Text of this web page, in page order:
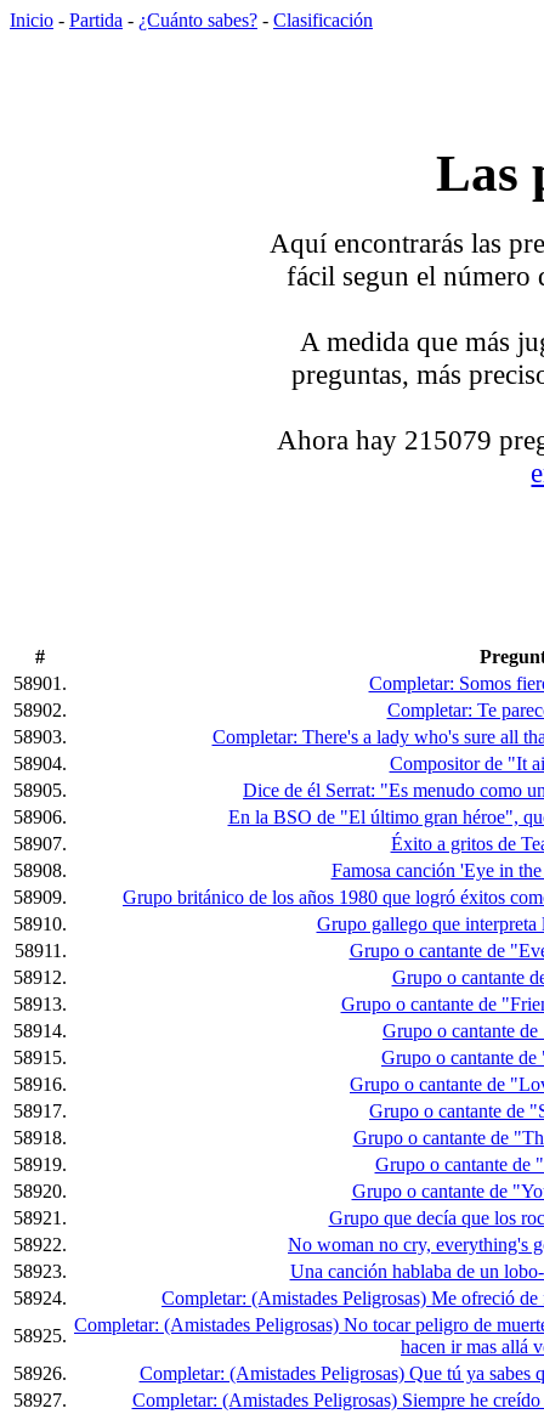
Inicio - Partida - ¿Cuánto sabes? - Clasificación
Las
Aquí encontrarás las
fácil segun el número
A medida que más
preguntas, más
Ahora hay 215079
#
58901.
Completar: Somos
58902.
Completar: Te
58903.
Completar: There's a lady who's sure all
58904.
Compositor de "It
58905.
Dice de él Serrat: "Es menudo como
58906.
En la BSO de "El último gran héroe",
58907.
Éxito a gritos de
58908.
Famosa canción 'Eye in
58909.
Grupo británico de los años 1980 que logró éxitos
58910.
Grupo gallego que
58911.
Grupo o cantante de
58912.
Grupo o cantante
58913.
Grupo o cantante de
58914.
Grupo o cantante
58915.
Grupo o cantante
58916.
Grupo o cantante de
58917.
Grupo o cantante de
58918.
Grupo o cantante de
58919.
Grupo o cantante de
58920.
Grupo o cantante de
58921.
Grupo que decía que los
58922.
No woman no cry, everything's
58923.
Una canción hablaba de un
58924.
Completar: (Amistades Peligrosas) Me ofreció
58925.
Completar: (Amistades Peligrosas) No tocar peligro de
hacen ir mas allá
58926.
Completar: (Amistades Peligrosas) Que tú ya sabes
58927.
Completar: (Amistades Peligrosas) Siempre he